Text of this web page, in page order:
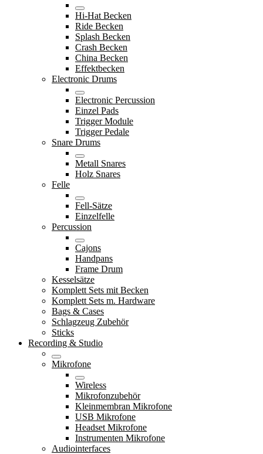
Hi-Hat Becken
Ride Becken
Splash Becken
Crash Becken
China Becken
Effektbecken
Electronic Drums
Electronic Percussion
Einzel Pads
Trigger Module
Trigger Pedale
Snare Drums
Metall Snares
Holz Snares
Felle
Fell-Sätze
Einzelfelle
Percussion
Cajons
Handpans
Frame Drum
Kesselsätze
Komplett Sets mit Becken
Komplett Sets m. Hardware
Bags & Cases
Schlagzeug Zubehör
Sticks
Recording & Studio
Mikrofone
Wireless
Mikrofonzubehör
Kleinmembran Mikrofone
USB Mikrofone
Headset Mikrofone
Instrumenten Mikrofone
Audiointerfaces